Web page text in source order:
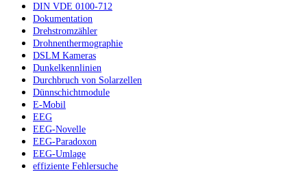
DIN VDE 0100-712
Dokumentation
Drehstromzähler
Drohnenthermographie
DSLM Kameras
Dunkelkennlinien
Durchbruch von Solarzellen
Dünnschichtmodule
E-Mobil
EEG
EEG-Novelle
EEG-Paradoxon
EEG-Umlage
effiziente Fehlersuche